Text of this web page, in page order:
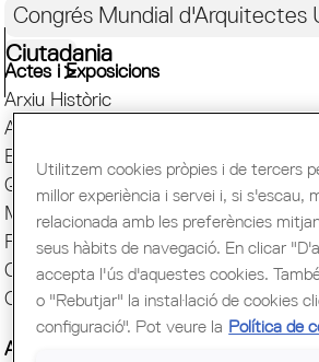
Congrés Mundial d'Arquitectes
Ciutadania
Actes i Exposicions
Arxiu Històric
Arquitectura catalana
Biblioteca
Quaderns
Mostra d'Arquitectura
Premis Arquitec. Girona
Oficina del Paisatge
Centre Obert d'Arquitectura
Actes COAC
Utilitzem cookies pròpies i de tercers
millor experiència i servei i, si s'escau,
relacionada amb les preferències
seus hàbits de navegació. En clicar
accepta l'ús d'aquestes cookies.
o "Rebutjar" la instal·lació de cookies
configuració". Pot veure la Política de